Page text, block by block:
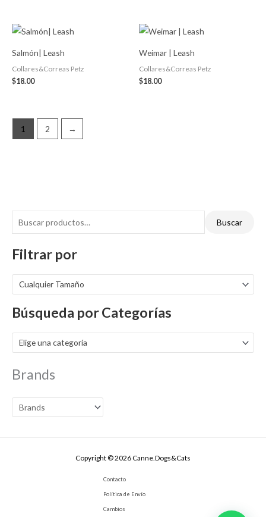
Buscar
Filtrar por
Cualquier Tamaño
Búsqueda por Categorías
Elige una categoría
Brands
Salmón| Leash
Collares&Correas Petz
$18.00
Weimar | Leash
Collares&Correas Petz
$18.00
1 2 →
Copyright © 2026 Canne.Dogs&Cats
Contacto
Política de Envío
Cambios